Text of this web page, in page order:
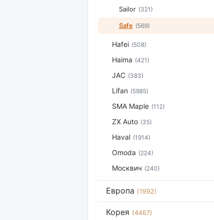
Sailor (321)
Safe (569)
Hafei (508)
Haima (421)
JAC (383)
Lifan (5985)
SMA Maple (112)
ZX Auto (35)
Haval (1914)
Omoda (224)
Москвич (240)
Европа (1992)
Корея (4467)